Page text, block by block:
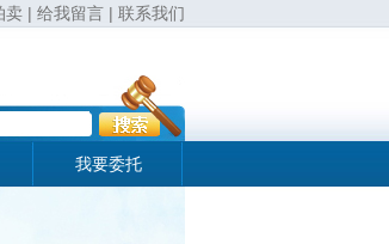
卖 | 给我留言 | 联系我们
我要委托